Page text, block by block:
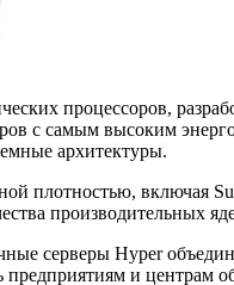
процессоров,
с самым высоким
архитектуры.
плотностью, включая
производительных
серверы Hyper
и центрам